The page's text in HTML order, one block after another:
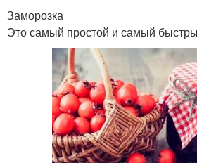
Заморозка
Это самый простой и самый